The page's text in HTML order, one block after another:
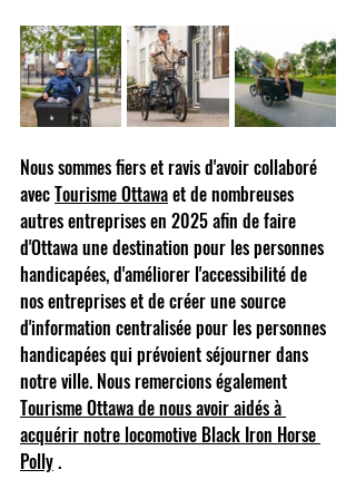
Nous sommes fiers et ravis d'avoir collaboré
avecTourisme Ottawaet de nombreuses
autres entreprises en 2025 afin de faire
d'Ottawa une destination pour les personnes
handicapées, d'améliorer l'accessibilité de
nos entreprises et de créer une source
d'information centralisée pour les personnes
handicapées qui prévoient séjourner dans
notre ville. Nous remercions également
Tourisme Ottawa de nous avoir aidés à
acquérir notre locomotive Black Iron Horse
Polly.